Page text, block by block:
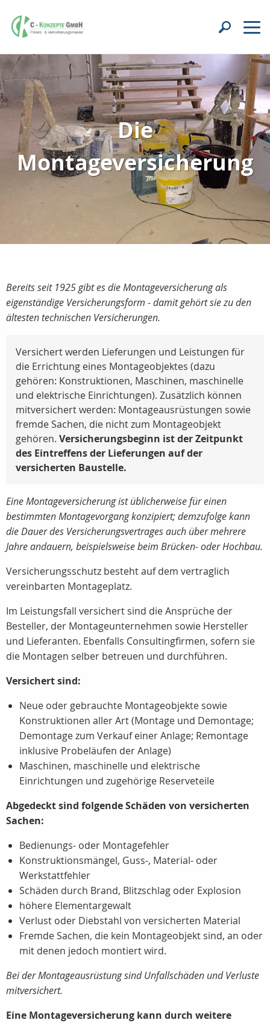
Die
Montageversicherung
Bereits seit 1925 gibt es die Montageversicherung als
eigenständige Versicherungsform - damit gehört sie zu den
ältesten technischen Versicherungen.
Versichert werden Lieferungen und Leistungen für
die Errichtung eines Montageobjektes (dazu
gehören: Konstruktionen, Maschinen, maschinelle
und elektrische Einrichtungen). Zusätzlich können
mitversichert werden: Montageausrüstungen sowie
fremde Sachen, die nicht zum Montageobjekt
gehören. Versicherungsbeginn ist der Zeitpunkt
des Eintreffens der Lieferungen auf der
versicherten Baustelle.
Eine Montageversicherung ist üblicherweise für einen
bestimmten Montagevorgang konzipiert; demzufolge kann
die Dauer des Versicherungsvertrages auch über mehrere
Jahre andauern, beispielsweise beim Brücken- oder Hochbau.
Versicherungsschutz besteht auf dem vertraglich
vereinbarten Montageplatz.
Im Leistungsfall versichert sind die Ansprüche der
Besteller, der Montageunternehmen sowie Hersteller
und Lieferanten. Ebenfalls Consultingfirmen, sofern sie
die Montagen selber betreuen und durchführen.
Versichert sind:
Neue oder gebrauchte Montageobjekte sowie
Konstruktionen aller Art (Montage und Demontage;
Demontage zum Verkauf einer Anlage; Remontage
inklusive Probeläufen der Anlage)
Maschinen, maschinelle und elektrische
Einrichtungen und zugehörige Reserveteile
Abgedeckt sind folgende Schäden von versicherten
Sachen:
Bedienungs- oder Montagefehler
Konstruktionsmängel, Guss-, Material- oder
Werkstattfehler
Schäden durch Brand, Blitzschlag oder Explosion
höhere Elementargewalt
Verlust oder Diebstahl von versicherten Material
Fremde Sachen, die kein Montageobjekt sind, an oder
mit denen jedoch montiert wird.
Bei der Montageausrüstung sind Unfallschäden und Verluste
mitversichert.
Eine Montageversicherung kann durch weitere